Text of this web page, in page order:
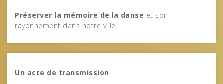
Préserver la mémoire de la danse et son
rayonnement dans notre ville.
Un acte de transmission